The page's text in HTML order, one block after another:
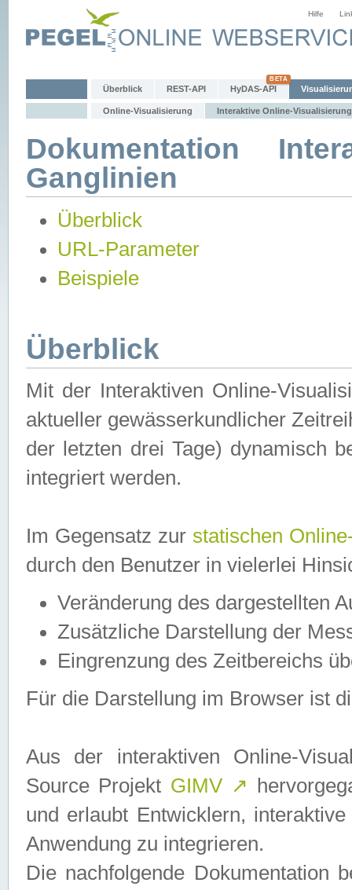
Hilfe
Überblick REST-API HyDAS-API
Online-Visualisierung Interaktive Online-Visualisierung
Dokumentation
Ganglinien
Überblick
URL-Parameter
Beispiele
Überblick
Mit der Interaktiven Online-
aktueller gewässerkundlicher
der letzten drei Tage) dynamisch
integriert werden.
Im Gegensatz zur statischen
durch den Benutzer in vielerlei
Veränderung des dargestellten
Zusätzliche Darstellung der
Eingrenzung des Zeitbereichs
Für die Darstellung im Browser ist
Aus der interaktiven Online-
Source Projekt GIMV ↗
und erlaubt Entwicklern,
Anwendung zu integrieren.
Die nachfolgende Dokumentation